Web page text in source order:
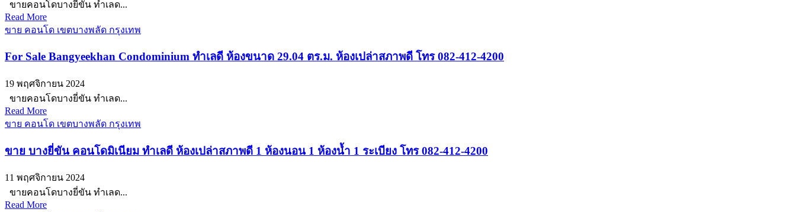
ขายคอนโดบางยี่ขัน ทำเลด...
Read More
ขาย คอนโด เขตบางพลัด กรุงเทพ
For Sale Bangyeekhan Condominium ทำเลดี ห้องขนาด 29.04 ตร.ม. ห้องเปล่าสภาพดี โทร 082-412-4200
19 พฤศจิกายน 2024
ขายคอนโดบางยี่ขัน ทำเลด...
Read More
ขาย คอนโด เขตบางพลัด กรุงเทพ
ขาย บางยี่ขัน คอนโดมิเนียม ทำเลดี ห้องเปล่าสภาพดี 1 ห้องนอน 1 ห้องน้ำ 1 ระเบียง โทร 082-412-4200
11 พฤศจิกายน 2024
ขายคอนโดบางยี่ขัน ทำเลด...
Read More